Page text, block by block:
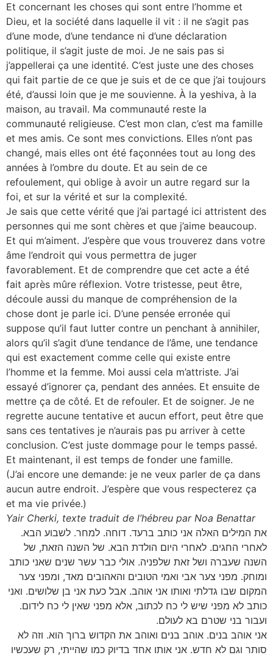
Et concernant les choses qui sont entre l’homme et
Dieu, et la société dans laquelle il vit : il ne s’agit pas
d’une mode, d’une tendance ni d’une déclaration
politique, il s’agit juste de moi. Je ne sais pas si
j’appellerai ça une identité. C’est juste une des choses
qui fait partie de ce que je suis et de ce que j’ai toujours
été, d’aussi loin que je me souvienne. À la yeshiva, à la
maison, au travail. Ma communauté reste la
communauté religieuse. C’est mon clan, c’est ma famille
et mes amis. Ce sont mes convictions. Elles n’ont pas
changé, mais elles ont été façonnées tout au long des
années à l’ombre du doute. Et au sein de ce
refoulement, qui oblige à avoir un autre regard sur la
foi, et sur la vérité et sur la complexité.
Je sais que cette vérité que j’ai partagé ici attristent des
personnes qui me sont chères et que j’aime beaucoup.
Et qui m’aiment. J’espère que vous trouverez dans votre
âme l’endroit qui vous permettra de juger
favorablement. Et de comprendre que cet acte a été
fait après mûre réflexion. Votre tristesse, peut être,
découle aussi du manque de compréhension de la
chose dont je parle ici. D’une pensée erronée qui
suppose qu’il faut lutter contre un penchant à annihiler,
alors qu’il s’agit d’une tendance de l’âme, une tendance
qui est exactement comme celle qui existe entre
l’homme et la femme. Moi aussi cela m’attriste. J’ai
essayé d’ignorer ça, pendant des années. Et ensuite de
mettre ça de côté. Et de refouler. Et de soigner. Je ne
regrette aucune tentative et aucun effort, peut être que
sans ces tentatives je n’aurais pas pu arriver à cette
conclusion. C’est juste dommage pour le temps passé.
Et maintenant, il est temps de fonder une famille.
(J’ai encore une demande: je ne veux parler de ça dans
aucun autre endroit. J’espère que vous respecterez ça
et ma vie privée.)
Yair Cherki, texte traduit de l’hébreu par Noa Benattar
את המילים האלה אני כותב ברעד. דוחה. למחר. לשבוע הבא.
לאחרי החגים. לאחרי היום הולדת הבא. של השנה הזאת, של
השנה שעברה ושל זאת שלפניה. אולי כבר עשר שנים שאני כותב
ומוחק. מפני צער אבי ואמי הטובים והאהובים מאד, ומפני צער
המקום שבו גדלתי ואותו אני אוהב. אבל כעת אני בן שלושים. ואני
כותב לא מפני שיש לי כח לכתוב, אלא מפני שאין לי כח לידום.
ועבור בני שטרם בא לעולם.
אני אוהב בנים. אוהב בנים ואוהב את הקדוש ברוך הוא. וזה לא
סותר וגם לא חדש. אני אותו אחד בדיוק כמו שהייתי, רק שעכשיו